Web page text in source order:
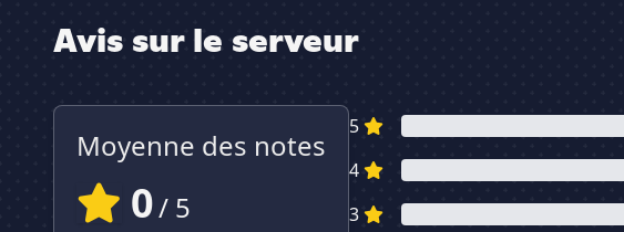
Avis sur le serveur
Moyenne des notes
0/ 5
5
4
3